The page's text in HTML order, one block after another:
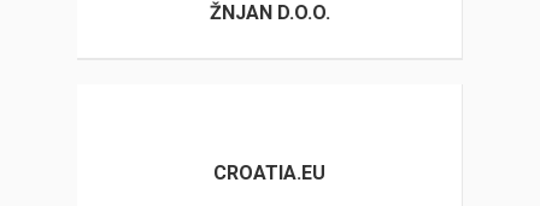
ŽNJAN D.O.O.
CROATIA.EU